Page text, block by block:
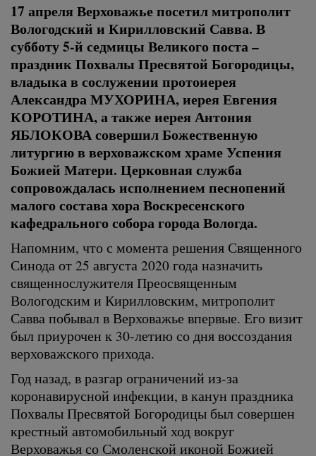
17 апреля Верховажье посетил митрополит
Вологодский и Кирилловский Савва. В
субботу 5-й седмицы Великого поста –
праздник Похвалы Пресвятой Богородицы,
владыка в сослужении протоиерея
Александра МУХОРИНА, иерея Евгения
КОРОТИНА, а также иерея Антония
ЯБЛОКОВА совершил Божественную
литургию в верховажском храме Успения
Божией Матери. Церковная служба
сопровождалась исполнением песнопений
малого состава хора Воскресенского
кафедрального собора города Вологда.
Напомним, что с момента решения Священного
Синода от 25 августа 2020 года назначить
священнослужителя Преосвященным
Вологодским и Кирилловским, митрополит
Савва побывал в Верховажье впервые. Его визит
был приурочен к 30-летию со дня воссоздания
верховажского прихода.
Год назад, в разгар ограничений из-за
коронавирусной инфекции, в канун праздника
Похвалы Пресвятой Богородицы был совершен
крестный автомобильный ход вокруг
Верховажья со Смоленской иконой Божией